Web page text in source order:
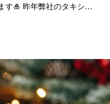
す🎍 昨年弊社のタキシ…